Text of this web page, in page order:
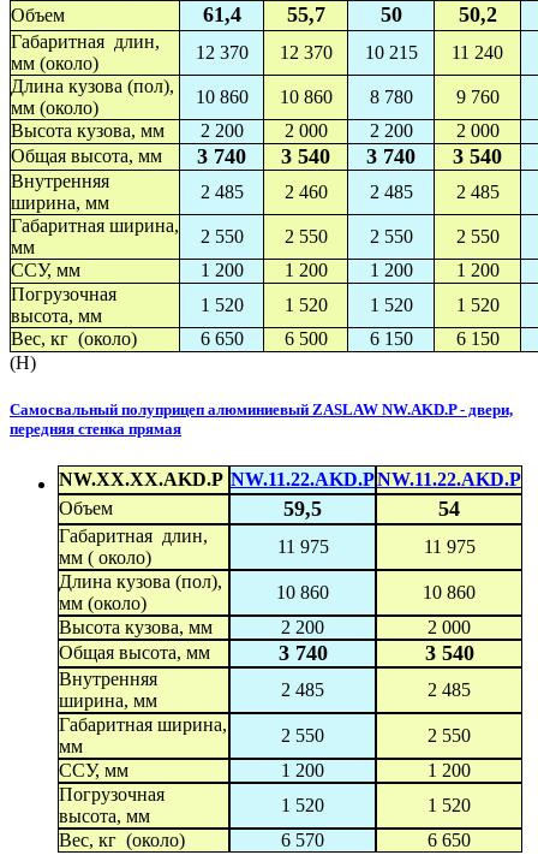
Объем 61,4 55,7 50 50,2
Габаритная длин,
мм (около)
12 370 12 370 10 215 11 240
Длина кузова (пол),
мм (около)
10 860 10 860 8 780
9 760
Высота кузова, мм
2 200 2 000 2 200
2 000
Общая высота, мм
3 740 3 540 3 740 3 540
Внутренняя
ширина, мм
2 485 2 460 2 485
2 485
Габаритная ширина,
мм
2 550 2 550 2 550
2 550
ССУ, мм
1 200 1 200 1 200
1 200
Погрузочная
высота, мм
1 520 1 520 1 520
1 520
Вес, кг (около)
6 650 6 500 6 150
6 150
(H)
Самосвальный полуприцеп алюминиевый ZASLAW NW.AKD.P - двери,
передняя стенка прямая
NW.XX.XX.AKD.P NW.11.22.AKD.PNW.11.22.AKD.P
Объем
59,5 54
Габаритная длин,
мм ( около)
11 975
11 975
Длина кузова (пол),
мм (около)
10 860
10 860
Высота кузова, мм
2 200
2 000
Общая высота, мм
3 740 3 540
Внутренняя
ширина, мм
2 485
2 485
Габаритная ширина,
мм
2 550
2 550
ССУ, мм
1 200
1 200
Погрузочная
высота, мм
1 520
1 520
Вес, кг (около)
6 570 6 650